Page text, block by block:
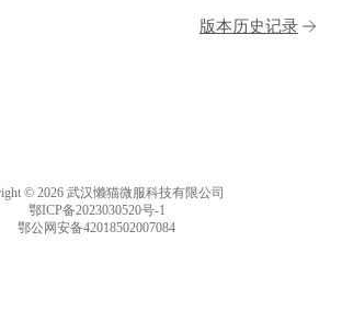
版本历史记录
© 2026 武汉懒猫微服科技有限公司
鄂ICP备2023030520号-1
鄂公网安备42018502007084